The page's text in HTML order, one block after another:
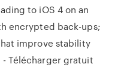
to iOS 4 on an
encrypted back-ups;
improve stability
Télécharger gratuit